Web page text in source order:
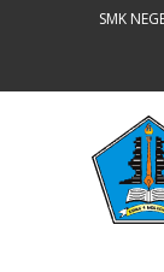
SMK